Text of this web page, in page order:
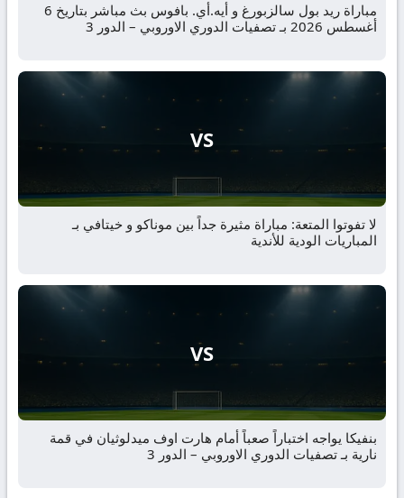
مباراة ريد بول سالزبورغ و أيه.أي. بافوس بث مباشر بتاريخ 6
أغسطس 2026 بـ تصفيات الدوري الاوروبي – الدور 3
VS
لا تفوتوا المتعة: مباراة مثيرة جداً بين موناكو و خيتافي بـ
المباريات الودية للأندية
VS
بنفيكا يواجه اختباراً صعباً أمام هارت اوف ميدلوثيان في قمة
نارية بـ تصفيات الدوري الاوروبي – الدور 3